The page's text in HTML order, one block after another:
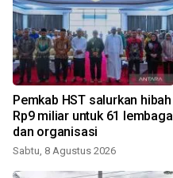
Pemkab HST salurkan hibah
Rp9 miliar untuk 61 lembaga
dan organisasi
Sabtu, 8 Agustus 2026